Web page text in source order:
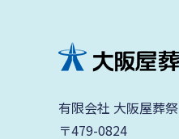
有限会社 大阪屋葬祭
〒479-0824